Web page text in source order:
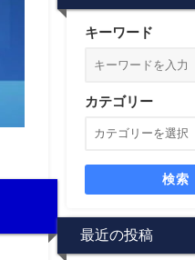
キーワード
カテゴリー
検索
最近の投稿